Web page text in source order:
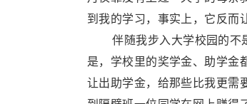
到我的学习，事实上，它反而
伴随我步入大学校园的不是
是，学校里的奖学金、助学金
让出助学金，给那些比我更需